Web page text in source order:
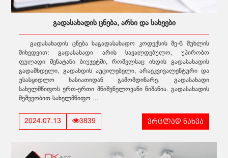
გადასახადის ცნება, არსი და სახეები
გადასახადის ცნება საგადასახადო კოდექსის მე-6 მუხლის
მიხედვით: გადასახადი არის სავალდებულო, უპირობო
ფულადი შენატანი ბიუჯეტში, რომელსაც იხდის გადასახადის
გადამხდელი, გადახდის აუცილებელი, არაეკვივალენტური და
უსასყიდლო ხასიათიდან გამომდინარე. გადასახადი
სახელმწიფოს ერთ-ერთი მნიშვნელოვანი ნიშანია. გადასახადის
მეშვეობით სახელმწიფო ...
2024.07.13 3839 ვრცლად ნახვა